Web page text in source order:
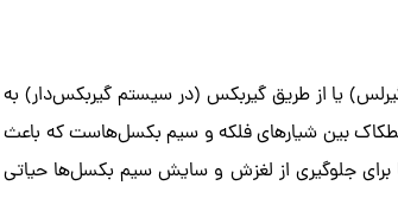
یا از طریق گیربکس (در سیستم گیربکس‌دار) به
بین شیارهای فلکه و سیم بکسل‌هاست که باعث
جلوگیری از لغزش و سایش سیم بکسل‌ها حیاتی